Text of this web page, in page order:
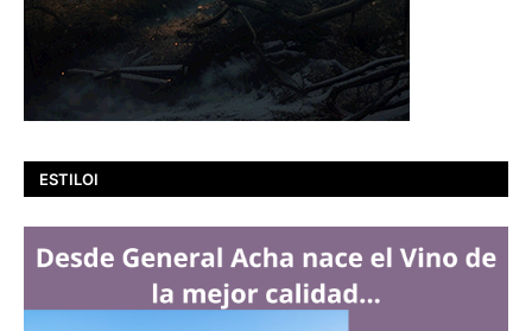
ESTILOI